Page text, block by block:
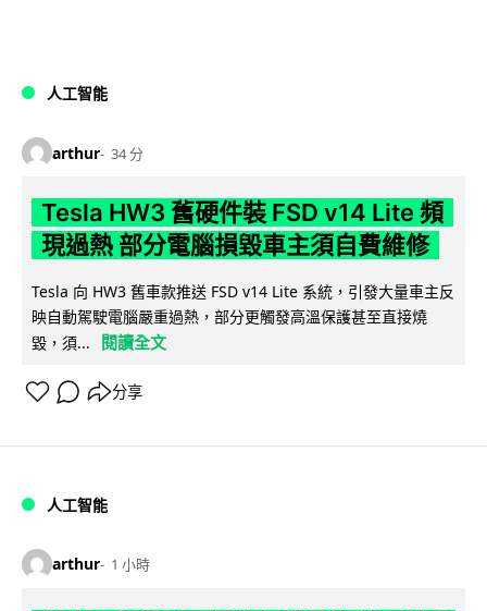
人工智能
arthur 34 分
Tesla HW3 舊硬件裝 FSD v14 Lite 頻
現過熱 部分電腦損毀車主須自費維修
Tesla 向 HW3 舊車款推送 FSD v14 Lite 系統，引發大量車主反
映自動駕駛電腦嚴重過熱，部分更觸發高溫保護甚至直接燒
毀，須...
閱讀全文
分享
人工智能
arthur 1 小時